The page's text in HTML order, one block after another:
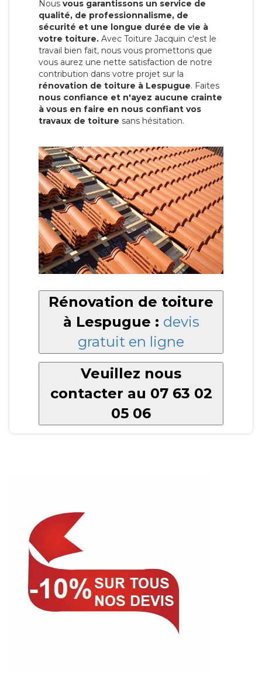
Nous vous garantissons un service de
qualité, de professionnalisme, de
sécurité et une longue durée de vie à
votre toiture. Avec Toiture Jacquin c'est le
travail bien fait, nous vous promettons que
vous aurez une nette satisfaction de notre
contribution dans votre projet sur la
rénovation de toiture à Lespugue. Faites
nous confiance et n'ayez aucune crainte
à vous en faire en nous confiant vos
travaux de toiture sans hésitation.
Rénovation de toiture
à Lespugue : devis
gratuit en ligne
Veuillez nous
contacter au 07 63 02
05 06